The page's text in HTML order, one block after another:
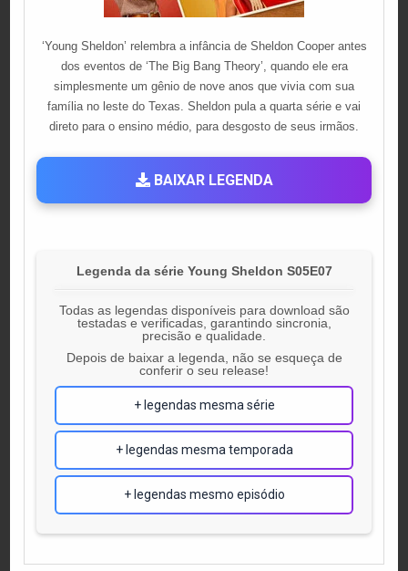
‘Young Sheldon’ relembra a infância de Sheldon Cooper antes
dos eventos de ‘The Big Bang Theory’, quando ele era
simplesmente um gênio de nove anos que vivia com sua
família no leste do Texas. Sheldon pula a quarta série e vai
direto para o ensino médio, para desgosto de seus irmãos.
BAIXAR LEGENDA
Legenda da série Young Sheldon S05E07
Todas as legendas disponíveis para download são
testadas e verificadas, garantindo sincronia,
precisão e qualidade.
Depois de baixar a legenda, não se esqueça de
conferir o seu release!
+ legendas mesma série
+ legendas mesma temporada
+ legendas mesmo episódio